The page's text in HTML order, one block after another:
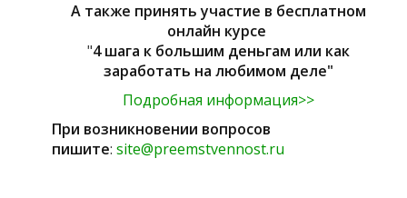
А также принять участие в бесплатном
онлайн курсе
"4 шага к большим деньгам или как
заработать на любимом деле"
Подробная информация>>
При возникновении вопросов
пишите: site@preemstvennost.ru